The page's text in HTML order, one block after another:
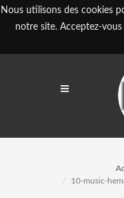
Nous utilisons des cookies
notre site. Acceptez-
10-music-